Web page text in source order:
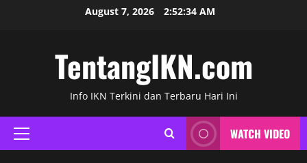
August 7, 2026 2:52:35 AM
TentangIKN.com
Info IKN Terkini dan Terbaru Hari Ini
Primary
Menu
WATCH VIDEO